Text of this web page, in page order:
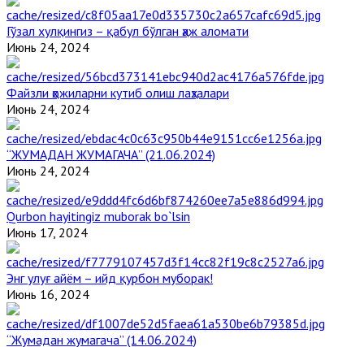
Гўзал хулқингиз – қабул бўлган ҳаж аломати
Июнь 24, 2024
Файзли ҳожиларни кутиб олиш лаҳзалари
Июнь 24, 2024
“ЖУМАДАН ЖУМАГАЧА” (21.06.2024)
Июнь 24, 2024
Qurbon hayitingiz muborak bo`lsin
Июнь 17, 2024
Энг улуғ айём – ийд қурбон муборак!
Июнь 16, 2024
“Жумадан жумагача” (14.06.2024)